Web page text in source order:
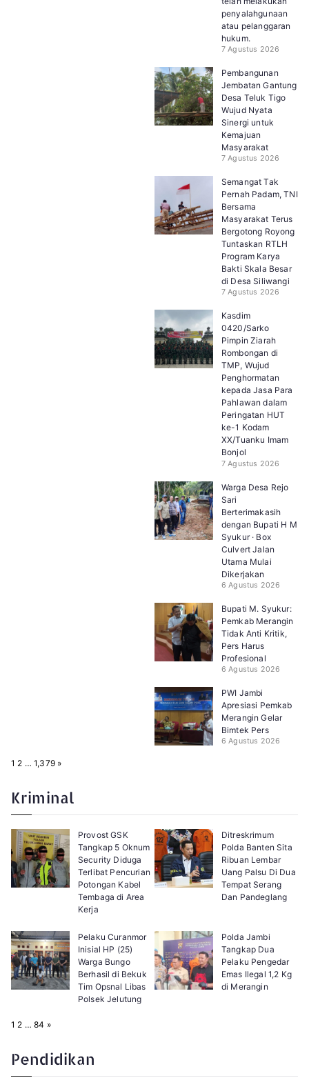
penyalahgunaan
atau pelanggaran
hukum.
7 Agustus 2026
Pembangunan
Jembatan Gantung
Desa Teluk Tigo
Wujud Nyata
Sinergi untuk
Kemajuan
Masyarakat
7 Agustus 2026
Semangat Tak
Pernah Padam, TNI
Bersama
Masyarakat Terus
Bergotong Royong
Tuntaskan RTLH
Program Karya
Bakti Skala Besar
di Desa Siliwangi
7 Agustus 2026
Kasdim
0420/Sarko
Pimpin Ziarah
Rombongan di
TMP, Wujud
Penghormatan
kepada Jasa Para
Pahlawan dalam
Peringatan HUT
ke-1 Kodam
XX/Tuanku Imam
Bonjol
7 Agustus 2026
Warga Desa Rejo
Sari
Berterimakasih
dengan Bupati H M
Syukur · Box
Culvert Jalan
Utama Mulai
Dikerjakan
6 Agustus 2026
Bupati M. Syukur:
Pemkab Merangin
Tidak Anti Kritik,
Pers Harus
Profesional
6 Agustus 2026
PWI Jambi
Apresiasi Pemkab
Merangin Gelar
Bimtek Pers
6 Agustus 2026
P
:
1 2 … 1,379 N
»
Kriminal
Provost GSK
Tangkap 5 Oknum
Security Diduga
Terlibat Pencurian
Potongan Kabel
Tembaga di Area
Kerja
Ditreskrimum
Polda Banten Sita
Ribuan Lembar
Uang Palsu Di Dua
Tempat Serang
Dan Pandeglang
Pelaku Curanmor
Inisial HP (25)
Warga Bungo
Berhasil di Bekuk
Tim Opsnal Libas
Polsek Jelutung
Polda Jambi
Tangkap Dua
Pelaku Pengedar
Emas Ilegal 1,2 Kg
di Merangin
P
:
1 2 … 84 N
»
Pendidikan